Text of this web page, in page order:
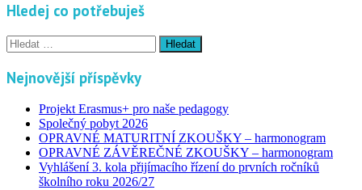
Hledej co potřebuješ
Vyhledávání
Nejnovější příspěvky
Projekt Erasmus+ pro naše pedagogy
Společný pobyt 2026
OPRAVNÉ MATURITNÍ ZKOUŠKY – harmonogram
OPRAVNÉ ZÁVĚREČNÉ ZKOUŠKY – harmonogram
Vyhlášení 3. kola přijímacího řízení do prvních ročníků
školního roku 2026/27